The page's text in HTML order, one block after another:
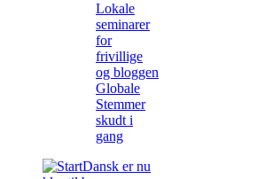
Lokale
seminarer
for
frivillige
og bloggen
Globale
Stemmer
skudt i
gang